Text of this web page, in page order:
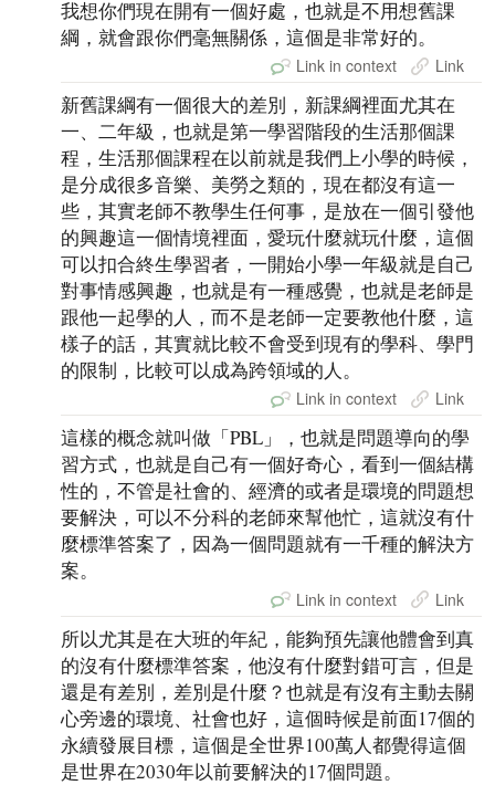
我想你們現在開有一個好處，也就是不用想舊課
綱，就會跟你們毫無關係，這個是非常好的。
Link in context Link
新舊課綱有一個很大的差別，新課綱裡面尤其在
一、二年級，也就是第一學習階段的生活那個課
程，生活那個課程在以前就是我們上小學的時候，
是分成很多音樂、美勞之類的，現在都沒有這一
些，其實老師不教學生任何事，是放在一個引發他
的興趣這一個情境裡面，愛玩什麼就玩什麼，這個
可以扣合終生學習者，一開始小學一年級就是自己
對事情感興趣，也就是有一種感覺，也就是老師是
跟他一起學的人，而不是老師一定要教他什麼，這
樣子的話，其實就比較不會受到現有的學科、學門
的限制，比較可以成為跨領域的人。
Link in context Link
這樣的概念就叫做「PBL」，也就是問題導向的學
習方式，也就是自己有一個好奇心，看到一個結構
性的，不管是社會的、經濟的或者是環境的問題想
要解決，可以不分科的老師來幫他忙，這就沒有什
麼標準答案了，因為一個問題就有一千種的解決方
案。
Link in context Link
所以尤其是在大班的年紀，能夠預先讓他體會到真
的沒有什麼標準答案，他沒有什麼對錯可言，但是
還是有差別，差別是什麼？也就是有沒有主動去關
心旁邊的環境、社會也好，這個時候是前面17個的
永續發展目標，這個是全世界100萬人都覺得這個
是世界在2030年以前要解決的17個問題。